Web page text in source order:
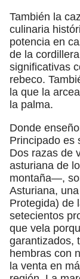
También la
culinaria
potencia en
de la
significativas
rebeco.
la que la
la palma.
Donde
Principado es
Dos razas de
asturiana de
montaña—,
Asturiana,
Protegida) de
setecientos
que vela
garantizados,
hembras con
la venta en